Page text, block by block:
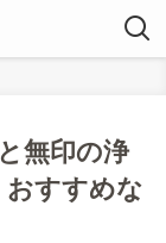
無印の浄
おすすめな